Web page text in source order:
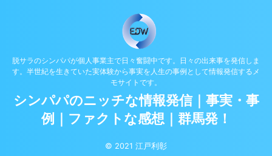
脱サラのシンパパが個人事業主で日々奮闘中です。日々の出来事を発信しま
す。半世紀を生きていた実体験から事実を人生の事例として情報発信するメ
モサイトです。
シンパパのニッチな情報発信｜事実・事
例｜ファクトな感想｜群馬発！
© 2021 江戸利彰